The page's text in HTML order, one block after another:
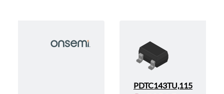
PDTC143TU,115